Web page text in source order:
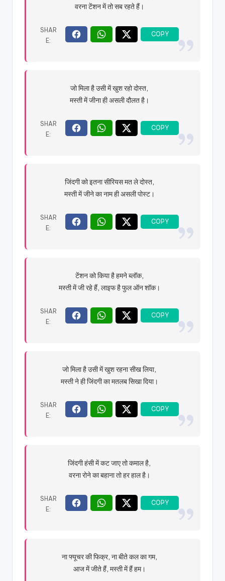
वरना टेंशन में तो सब रहते हैं।
जो मिला है उसी में खुश रहो दोस्त,
मस्ती में जीना ही असली दौलत है।
जिंदगी को इतना सीरियस मत ले दोस्त,
मस्ती में जीने का नाम ही असली पोस्ट।
टेंशन को किया है हमने ब्लॉक,
मस्ती में जी रहे हैं, लाइफ है फुल ऑन शॉक।
जो मिला है उसी में खुश रहना सीख लिया,
मस्ती ने ही जिंदगी का मतलब सिखा दिया।
जिंदगी हंसी में कट जाए तो कमाल है,
वरना रोने का बहाना तो हर हाल है।
ना फ्यूचर की फिक्र, ना बीते कल का गम,
आज में जीते हैं, मस्ती में हैं हम।